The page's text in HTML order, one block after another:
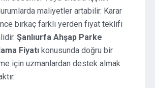
maliyetler artabilir. Karar
birkaç farklı yerden fiyat teklifi
Şanlıurfa Ahşap Parke
Fiyatı konusunda doğru bir
için uzmanlardan destek almak